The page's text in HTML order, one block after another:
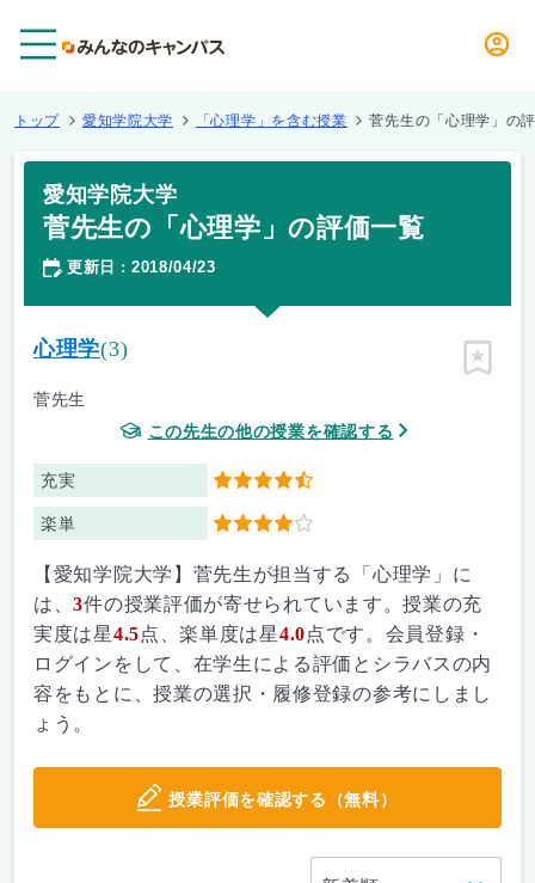
トップ 愛知学院大学 「心理学」を含む授業 菅先生の「心理学」の
愛知学院大学
菅先生の「心理学」の評価一覧
更新日 ： 2018/04/23
心理学(3)
菅先生
この先生の他の授業を確認する
充実 4.5
楽単 4
ピン留
【愛知学院大学】菅先生が担当する「心理学」に
は、3件の授業評価が寄せられています。授業の充
実度は星4.5点、楽単度は星4.0点です。会員登録・
ログインをして、在学生による評価とシラバスの内
容をもとに、授業の選択・履修登録の参考にしまし
ょう。
授業評価を確認する（無料）